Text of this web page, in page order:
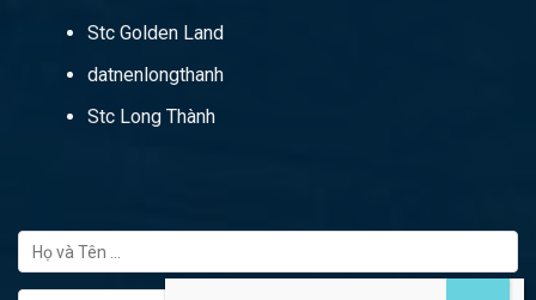
Stc Golden Land
datnenlongthanh
Stc Long Thành